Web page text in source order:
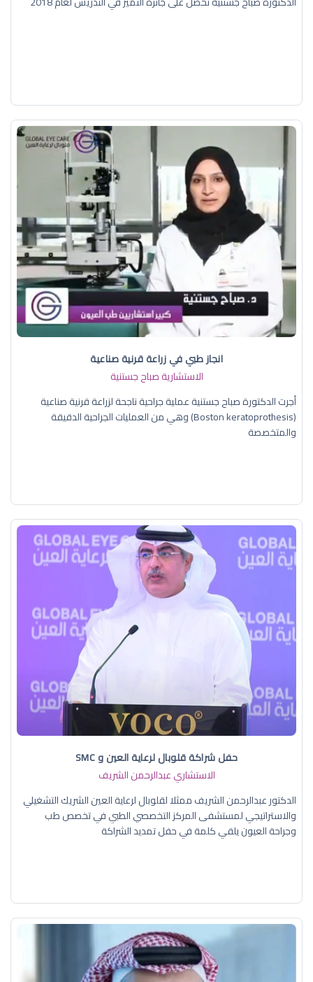
انجاز طبي في زراعة قرنية صناعية
الاستشارية صباح جستنية
أجرت الدكتورة صباح جستنية عملية جراحية ناجحة لزراعة قرنية صناعية
(Boston keratoprothesis) وهي من العمليات الجراحية الدقيقة
والمتخصصة
حفل شراكة قلوبال لرعاية العين و SMC
الاستشاري عبدالرحمن الشريف
الدكتور عبدالرحمن الشريف ممثلا لقلوبال لرعاية العين الشريك التشغيلي
والاستراتيجي لمستشفى المركز التخصصي الطبي في تخصص طب
وجراحة العيون يلقي كلمة في حفل تمديد الشراكة